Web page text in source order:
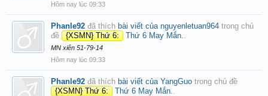
Hôm nay lúc 09:33
Phanle92 đã thích bài viết của nguyenletuan964 trong chủ
đề
{XSMN} Thứ 6: Thứ 6 May Mắn..
MN xiên 51-79-14
Hôm nay lúc 09:33
Phanle92 đã thích bài viết của YangGuo trong chủ đề
{XSMN} Thứ 6:
Thứ 6 May Mắn..